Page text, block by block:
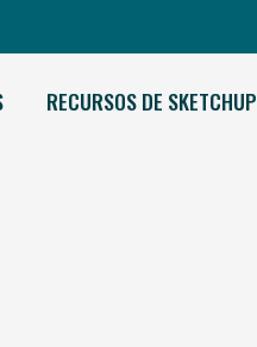
RECURSOS DE SKETCHUP